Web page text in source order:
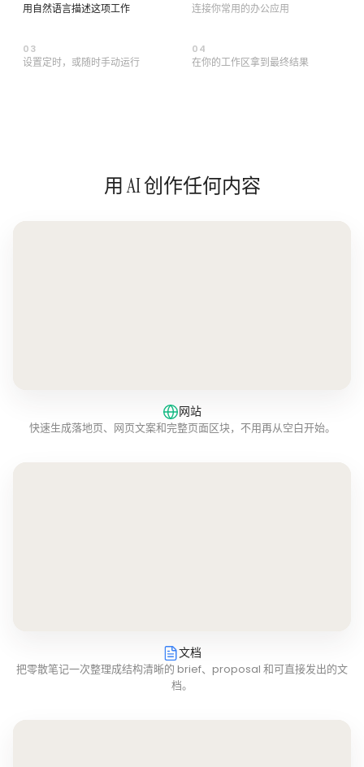
用自然语言描述这项工作 连接你常用的办公应用
03
设置定时，或随时手动运行
04
在你的工作区拿到最终结果
用 AI 创作任何内容
网站
快速生成落地页、网页文案和完整页面区块，不用再从空白开始。
文档
把零散笔记一次整理成结构清晰的 brief、proposal 和可直接发出的文
档。